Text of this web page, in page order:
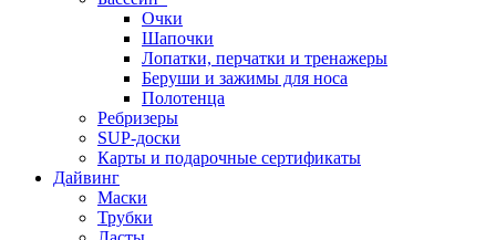
Очки
Шапочки
Лопатки, перчатки и тренажеры
Беруши и зажимы для носа
Полотенца
Ребризеры
SUP-доски
Карты и подарочные сертификаты
Дайвинг
Маски
Трубки